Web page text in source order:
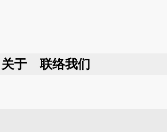
关于 联络我们